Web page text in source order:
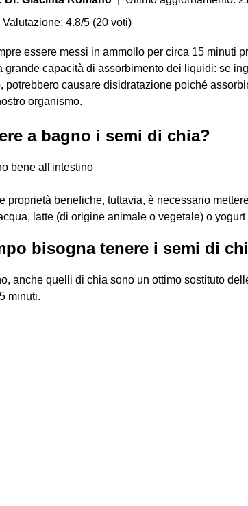
Valutazione: 4.8/5 (20 voti)
essere messi in ammollo per circa 15 minuti
grande capacità di assorbimento dei liquidi: se
potrebbero causare disidratazione poiché
organismo.
a bagno i semi di chia?
bene all'intestino
proprietà benefiche, tuttavia, è necessario
latte (di origine animale o vegetale) o yogurt
bisogna tenere i semi di
anche quelli di chia sono un ottimo sostituto
minuti.